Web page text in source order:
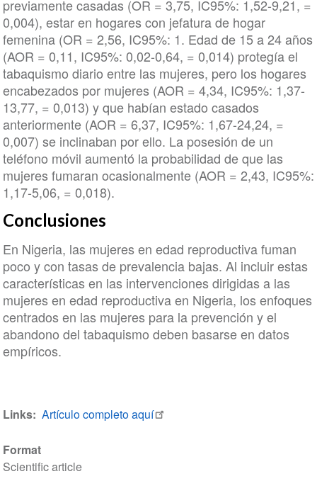
Format
Scientific article
previamente casadas (OR = 3,75, IC95%: 1,52-9,21, =
0,004), estar en hogares con jefatura de hogar
femenina (OR = 2,56, IC95%: 1. Edad de 15 a 24 años
(AOR = 0,11, IC95%: 0,02-0,64, = 0,014) protegía el
tabaquismo diario entre las mujeres, pero los hogares
encabezados por mujeres (AOR = 4,34, IC95%: 1,37-
13,77, = 0,013) y que habían estado casados
anteriormente (AOR = 6,37, IC95%: 1,67-24,24, =
0,007) se inclinaban por ello. La posesión de un
teléfono móvil aumentó la probabilidad de que las
mujeres fumaran ocasionalmente (AOR = 2,43, IC95%:
1,17-5,06, = 0,018).
Conclusiones
En Nigeria, las mujeres en edad reproductiva fuman
poco y con tasas de prevalencia bajas. Al incluir estas
características en las intervenciones dirigidas a las
mujeres en edad reproductiva en Nigeria, los enfoques
centrados en las mujeres para la prevención y el
abandono del tabaquismo deben basarse en datos
empíricos.
Links Artículo completo aquí